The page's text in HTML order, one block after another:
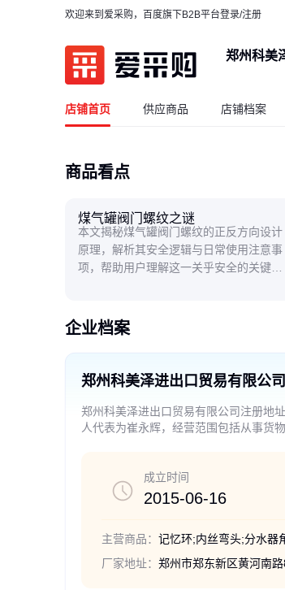
欢迎来到爱采购，百度旗下B2B平台登录/注册
郑州科美
店铺首页 供应商品 店铺档案
商品看点
煤气罐阀门螺纹之谜
本文揭秘煤气罐阀门螺纹的正反方向设计
原理，解析其安全逻辑与日常使用注意事
项，帮助用户理解这一关乎安全的关键细
企业档案
郑州科美泽进出口贸易有限公司
郑州科美泽进出口贸易有限公司注册地
人代表为崔永辉，经营范围包括从事货
成立时间
2015-06-16
主营商品： 记忆环;内丝弯头;分水器
厂家地址： 郑州市郑东新区黄河南